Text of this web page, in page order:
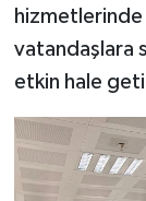
hizmetlerinde
vatandaşlara
etkin hale